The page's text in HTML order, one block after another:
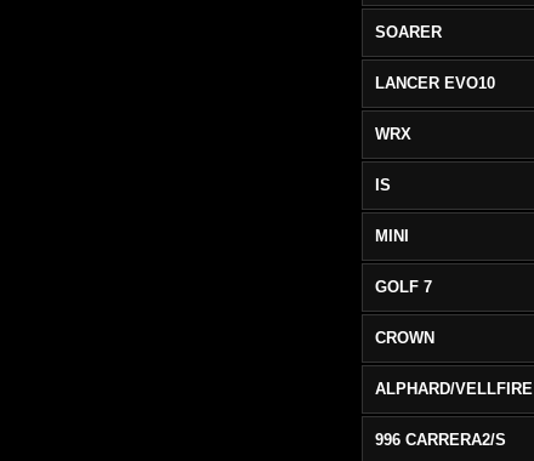
SOARER
LANCER EVO10
WRX
IS
MINI
GOLF 7
CROWN
ALPHARD/VELLFIRE
996 CARRERA2/S